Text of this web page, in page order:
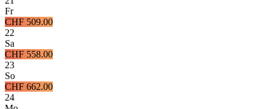
Fr
CHF 509.00
22
Sa
CHF 558.00
23
So
CHF 662.00
24